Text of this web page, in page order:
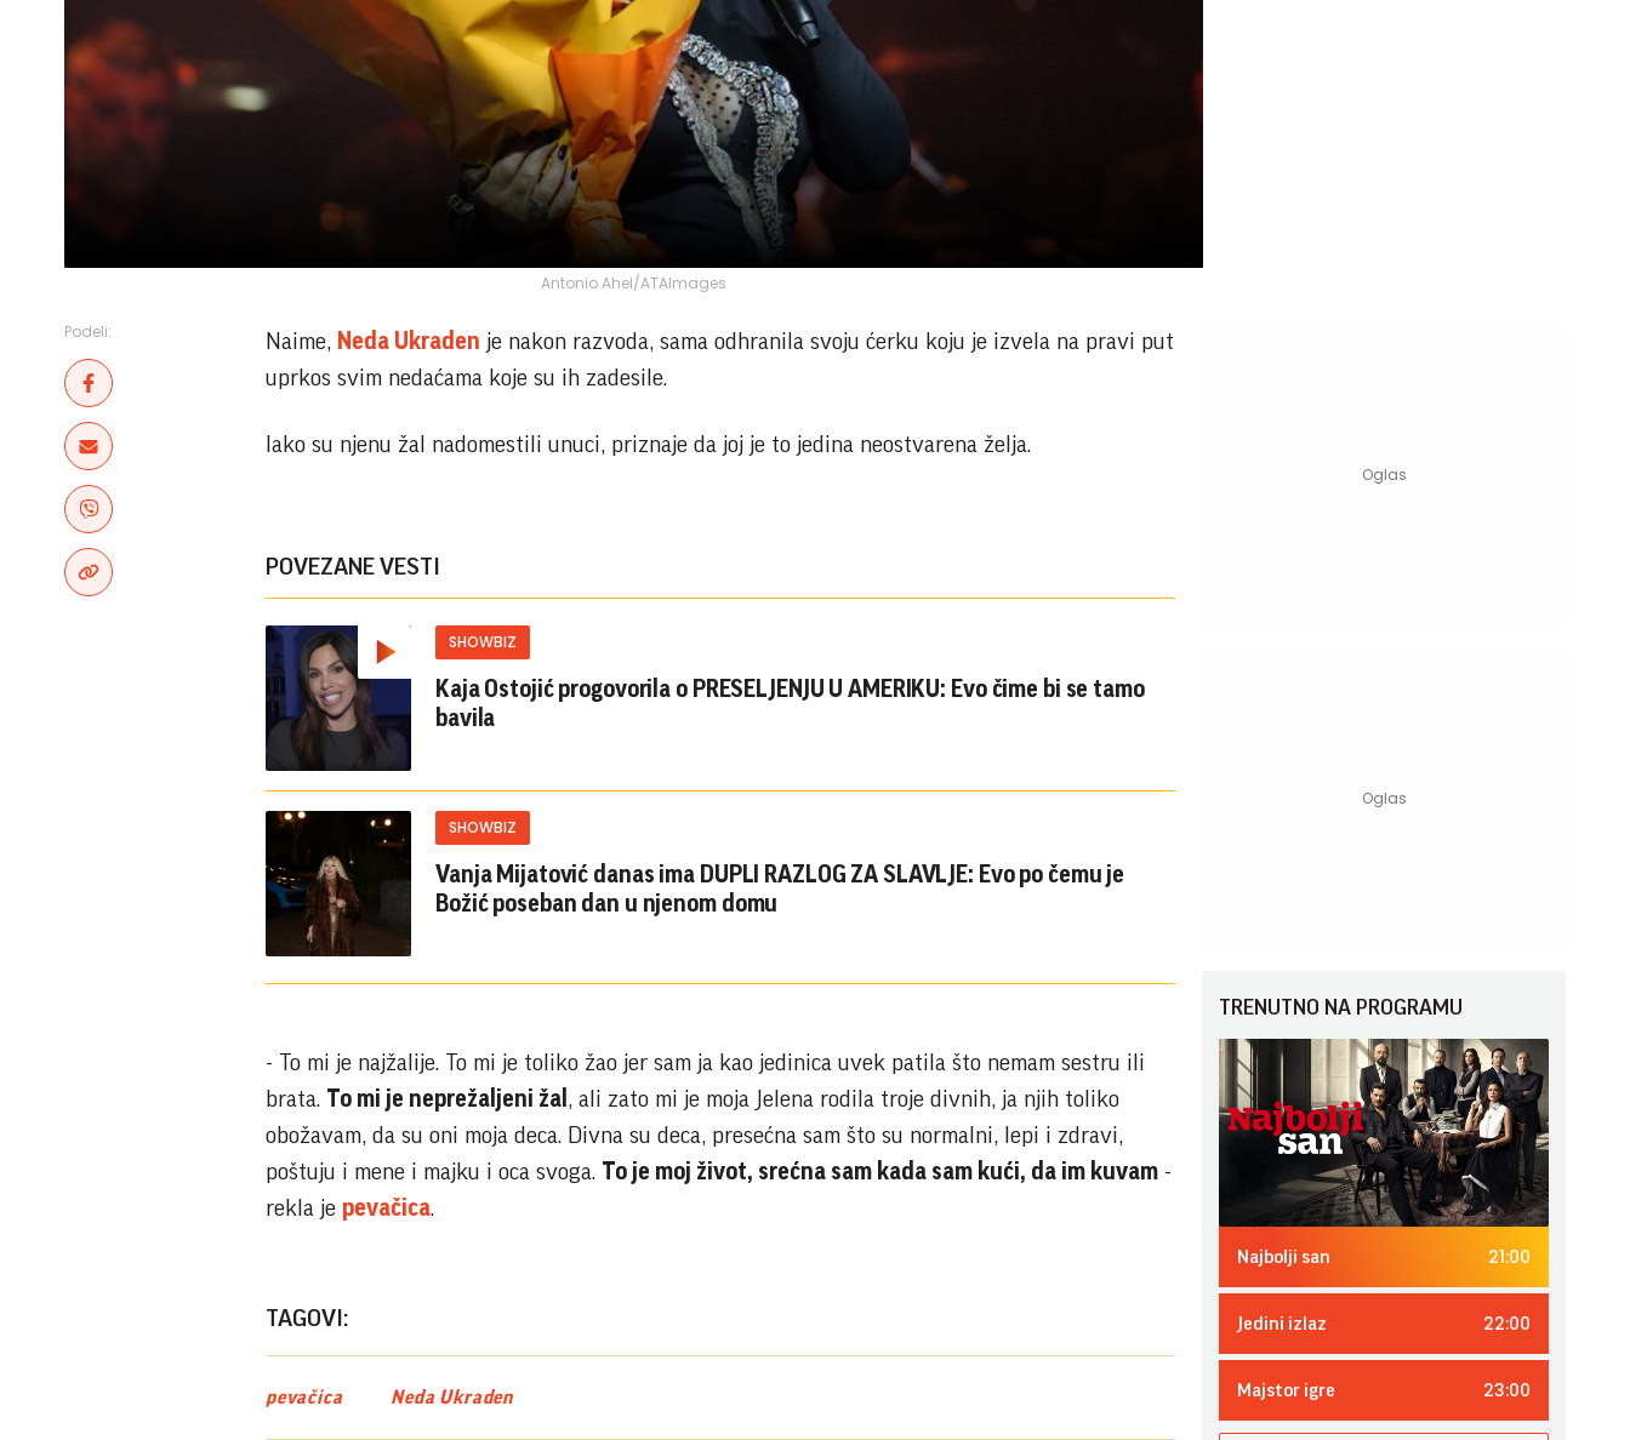
Antonio Ahel/ATAImages
Podeli: Naime, Neda Ukraden je nakon razvoda, sama odhranila svoju ćerku koju je izvela na pravi put
uprkos svim nedaćama koje su ih zadesile.
Iako su njenu žal nadomestili unuci, priznaje da joj je to jedina neostvarena želja.
POVEZANE VESTI
SHOWBIZ
Kaja Ostojić progovorila o PRESELJENJU U AMERIKU: Evo čime bi se tamo
bavila
SHOWBIZ
Vanja Mijatović danas ima DUPLI RAZLOG ZA SLAVLJE: Evo po čemu je
Božić poseban dan u njenom domu
- To mi je najžalije. To mi je toliko žao jer sam ja kao jedinica uvek patila što nemam sestru ili
brata. To mi je neprežaljeni žal , ali zato mi je moja Jelena rodila troje divnih, ja njih toliko
obožavam, da su oni moja deca. Divna su deca, presećna sam što su normalni, lepi i zdravi,
poštuju i mene i majku i oca svoga. To je moj život, srećna sam kada sam kući, da im kuvam -
rekla je pevačica.
TAGOVI:
pevačica Neda Ukraden
TRENUTNO NA PROGRAMU
Najbolji san 21:00
Jedini izlaz 22:00
Majstor igre 23:00